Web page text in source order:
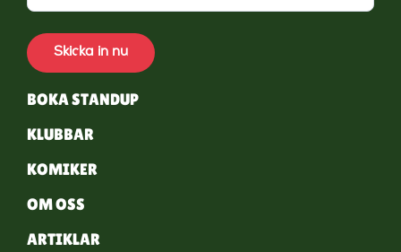
Skicka in nu
BOKA STANDUP
KLUBBAR
KOMIKER
OM OSS
ARTIKLAR